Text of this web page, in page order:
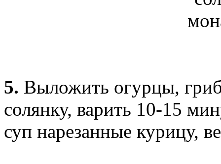
5. Выложить огурцы,
солянку, варить 10-15
суп нарезанные курицу,